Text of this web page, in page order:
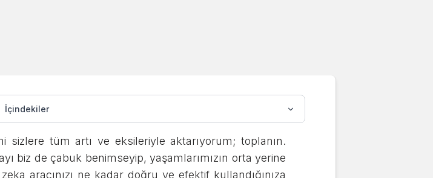
Öğrenmek:
İçindekiler
sizlere tüm artı ve eksileriyle aktarıyorum; toplanın.
biz de çabuk benimseyip, yaşamlarımızın orta yerine
aracınızı ne kadar doğru ve efektif kullandığınıza